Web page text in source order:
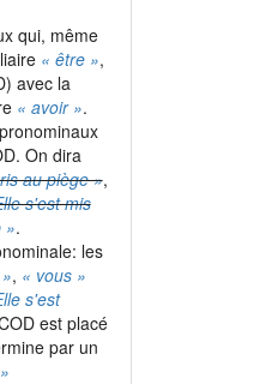
qui, même
« être »,
avec la
« avoir ».
On dira
au piège »,
s'est mis
».
les
, « vous »
s'est
est placé
par un